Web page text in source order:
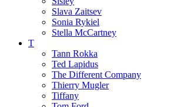
Slava Zaitsev
Sonia Rykiel
Stella McCartney
T
Tann Rokka
Ted Lapidus
The Different Company
Thierry Mugler
Tiffany